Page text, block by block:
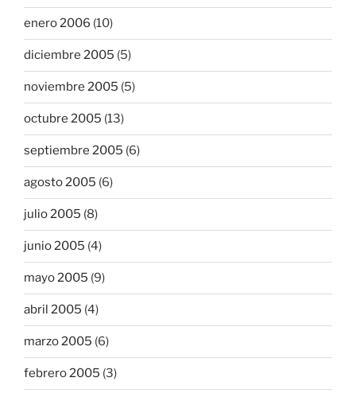
enero 2006 (10)
diciembre 2005 (5)
noviembre 2005 (5)
octubre 2005 (13)
septiembre 2005 (6)
agosto 2005 (6)
julio 2005 (8)
junio 2005 (4)
mayo 2005 (9)
abril 2005 (4)
marzo 2005 (6)
febrero 2005 (3)